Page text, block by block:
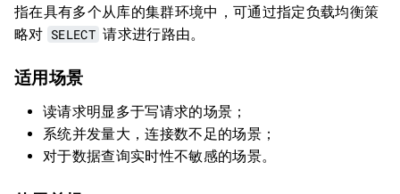
指在具有多个从库的集群环境中，可通过指定负载均衡策
略对 SELECT 请求进行路由。
适用场景
读请求明显多于写请求的场景；
系统并发量大，连接数不足的场景；
对于数据查询实时性不敏感的场景。